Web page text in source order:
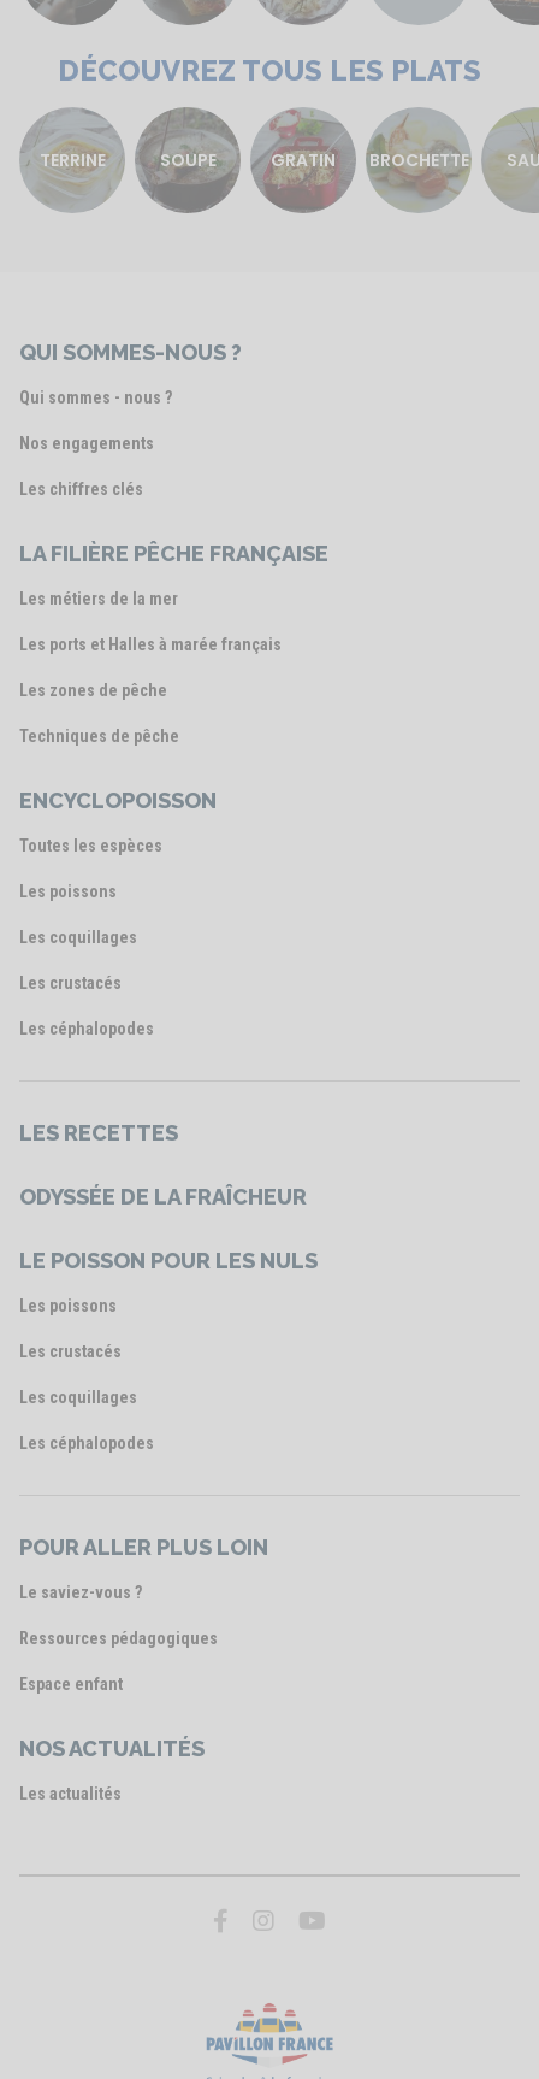
DÉCOUVREZ TOUS LES PLATS
TERRINE SOUPE GRATIN BROCHETTE
QUI SOMMES-NOUS ?
Qui sommes - nous ?
Nos engagements
Les chiffres clés
LA FILIÈRE PÊCHE FRANÇAISE
Les métiers de la mer
Les ports et Halles à marée français
Les zones de pêche
Techniques de pêche
ENCYCLOPOISSON
Toutes les espèces
Les poissons
Les coquillages
Les crustacés
Les céphalopodes
LES RECETTES
ODYSSÉE DE LA FRAÎCHEUR
LE POISSON POUR LES NULS
Les poissons
Les crustacés
Les coquillages
Les céphalopodes
POUR ALLER PLUS LOIN
Le saviez-vous ?
Ressources pédagogiques
Espace enfant
NOS ACTUALITÉS
Les actualités